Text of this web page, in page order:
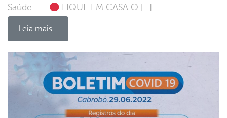
Saúde. …..
FIQUE EM CASA O […]
Leia mais…